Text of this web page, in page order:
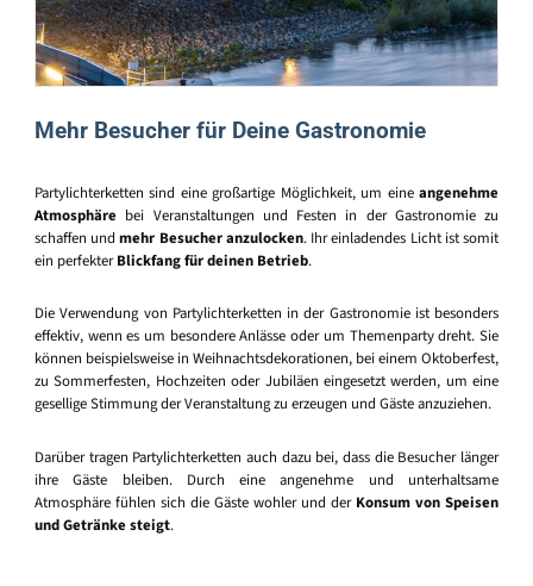
Mehr Besucher für Deine Gastronomie
Partylichterketten sind eine großartige Möglichkeit, um eine angenehme
Atmosphäre bei Veranstaltungen und Festen in der Gastronomie zu
schaffen undmehr Besucher anzulocken. Ihr einladendes Licht ist somit
ein perfekterBlickfang für deinen Betrieb.
Die Verwendung von Partylichterketten in der Gastronomie ist besonders
effektiv, wenn es um besondere Anlässe oder um Themenparty dreht. Sie
können beispielsweise in Weihnachtsdekorationen, bei einem Oktoberfest,
zu Sommerfesten, Hochzeiten oder Jubiläen eingesetzt werden, um eine
gesellige Stimmung der Veranstaltung zu erzeugen und Gäste anzuziehen.
Darüber tragen Partylichterketten auch dazu bei, dass die Besucher länger
ihre Gäste bleiben. Durch eine angenehme und unterhaltsame
Atmosphäre fühlen sich die Gäste wohler und der Konsum von Speisen
und Getränke steigt.